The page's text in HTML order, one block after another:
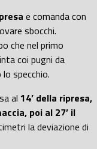
e comanda con
sbocchi.
che nel primo
coi pugni da
specchio.
al 14’ della ripresa,
poi al 27’ il
la deviazione di